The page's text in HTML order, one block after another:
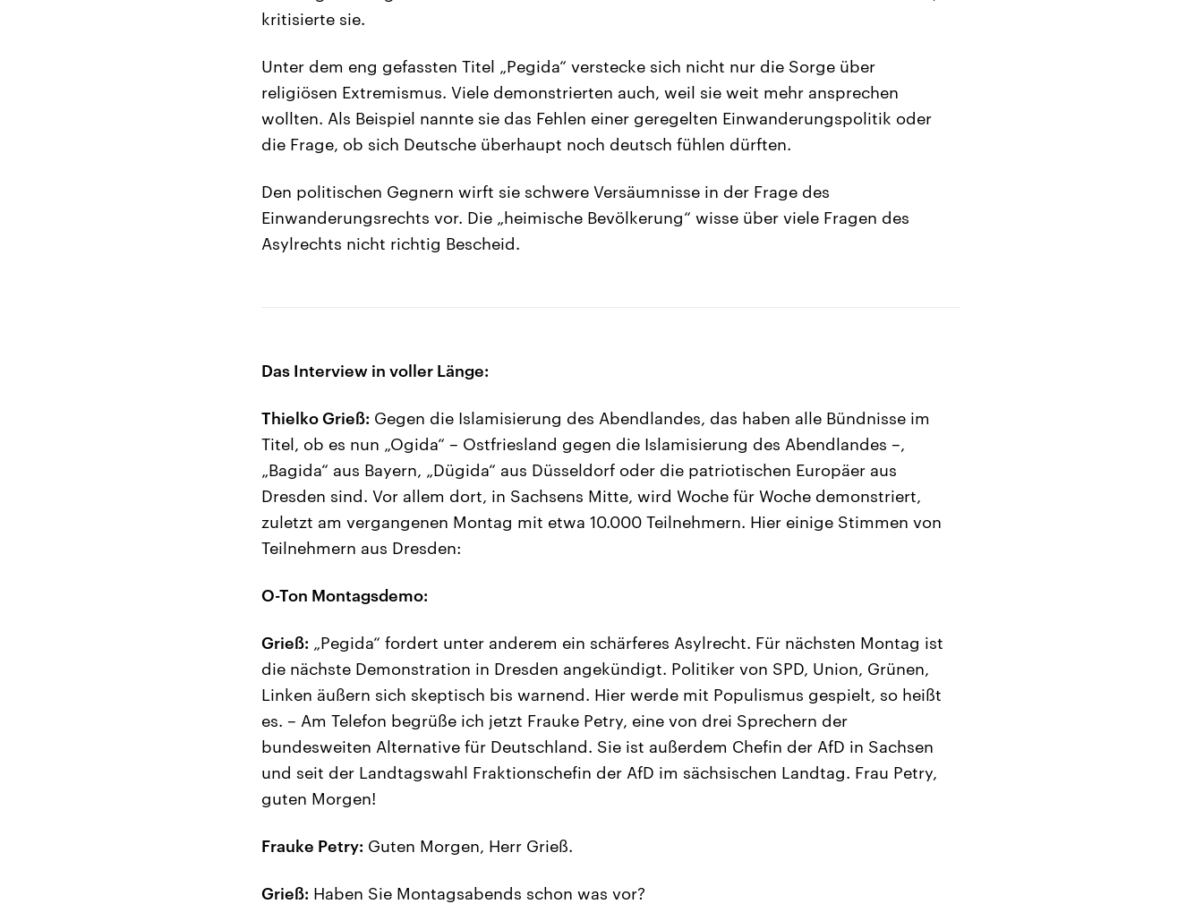
kritisierte sie.
Unter dem eng gefassten Titel „Pegida“ verstecke sich nicht nur die Sorge über
religiösen Extremismus. Viele demonstrierten auch, weil sie weit mehr ansprechen
wollten. Als Beispiel nannte sie das Fehlen einer geregelten Einwanderungspolitik oder
die Frage, ob sich Deutsche überhaupt noch deutsch fühlen dürften.
Den politischen Gegnern wirft sie schwere Versäumnisse in der Frage des
Einwanderungsrechts vor. Die „heimische Bevölkerung“ wisse über viele Fragen des
Asylrechts nicht richtig Bescheid.
Das Interview in voller Länge:
Thielko Grieß: Gegen die Islamisierung des Abendlandes, das haben alle Bündnisse im
Titel, ob es nun „Ogida“ – Ostfriesland gegen die Islamisierung des Abendlandes –,
„Bagida“ aus Bayern, „Dügida“ aus Düsseldorf oder die patriotischen Europäer aus
Dresden sind. Vor allem dort, in Sachsens Mitte, wird Woche für Woche demonstriert,
zuletzt am vergangenen Montag mit etwa 10.000 Teilnehmern. Hier einige Stimmen von
Teilnehmern aus Dresden:
O-Ton Montagsdemo:
Grieß: „Pegida“ fordert unter anderem ein schärferes Asylrecht. Für nächsten Montag ist
die nächste Demonstration in Dresden angekündigt. Politiker von SPD, Union, Grünen,
Linken äußern sich skeptisch bis warnend. Hier werde mit Populismus gespielt, so heißt
es. – Am Telefon begrüße ich jetzt Frauke Petry, eine von drei Sprechern der
bundesweiten Alternative für Deutschland. Sie ist außerdem Chefin der AfD in Sachsen
und seit der Landtagswahl Fraktionschefin der AfD im sächsischen Landtag. Frau Petry,
guten Morgen!
Frauke Petry: Guten Morgen, Herr Grieß.
Grieß: Haben Sie Montagsabends schon was vor?